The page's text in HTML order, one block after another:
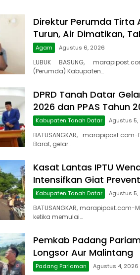
Direktur Perumda Tirta
Turun, Air Dimatikan,
Agam Agustus 6, 2026
LUBUK BASUNG,
(Perumda) Kabupaten…
DPRD Tanah Datar
2026 dan PPAS Tahun
Kabupaten Tanah Datar Agustus 5,
BATUSANGKAR,
Barat, gelar…
Kasat Lantas IPTU
Intensifkan Giat
Kabupaten Tanah Datar Agustus 5,
BATUSANGKAR,
ketika memulai…
Pemkab Padang
Longsor Aur Malintang
Padang Pariaman Agustus 4, 2026